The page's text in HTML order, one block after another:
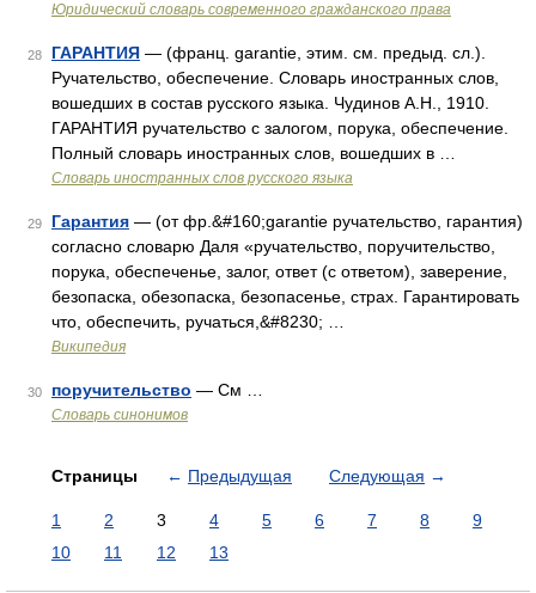
Юридический словарь современного гражданского права
28 ГАРАНТИЯ — (франц. garantie, этим. см. предыд. сл.).
Ручательство, обеспечение. Словарь иностранных слов,
вошедших в состав русского языка. Чудинов А.Н., 1910.
ГАРАНТИЯ ручательство с залогом, порука, обеспечение.
Полный словарь иностранных слов, вошедших в …
Словарь иностранных слов русского языка
29 Гарантия — (от фр.&#160;garantie ручательство, гарантия)
согласно словарю Даля «ручательство, поручительство,
порука, обеспеченье, залог, ответ (с ответом), заверение,
безопаска, обезопаска, безопасенье, страх. Гарантировать
что, обеспечить, ручаться,&#8230; …
Википедия
30 поручительство — См …
Словарь синонимов
Страницы ← Предыдущая Следующая →
1 2 3 4 5 6 7 8
9
10
11 12 13